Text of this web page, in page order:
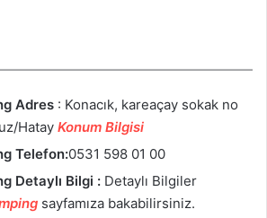
Adres : Konacık, kareaçay sokak no
Hatay Konum Bilgisi
Telefon:0531 598 01 00
Detaylı Bilgi : Detaylı Bilgiler
sayfamıza bakabilirsiniz.